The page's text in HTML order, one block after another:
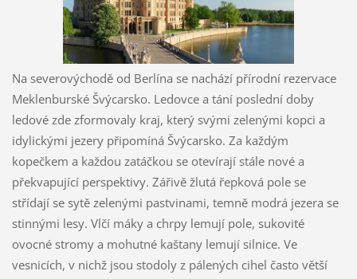
Na severovýchodě od Berlína se nachází přírodní rezervace
Meklenburské Švýcarsko. Ledovce a tání poslední doby
ledové zde zformovaly kraj, který svými zelenými kopci a
idylickými jezery připomíná Švýcarsko. Za každým
kopečkem a každou zatáčkou se otevírají stále nové a
překvapující perspektivy. Zářivě žlutá řepková pole se
střídají se sytě zelenými pastvinami, temně modrá jezera se
stinnými lesy. Vlčí máky a chrpy lemují pole, sukovité
ovocné stromy a mohutné kaštany lemují silnice. Ve
vesnicích, v nichž jsou stodoly z pálených cihel často větší